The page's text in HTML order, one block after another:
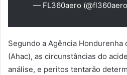
— FL360aero
Segundo a Agência Hondurenha
(Ahac), as circunstâncias do
análise, e peritos tentarão